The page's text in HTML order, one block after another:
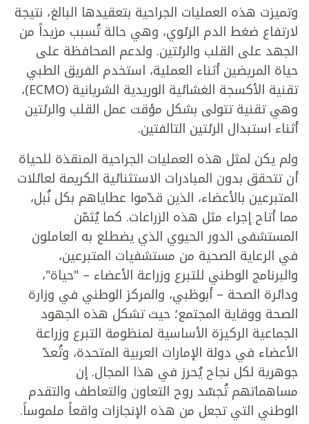
وتميزت هذه العمليات الجراحية بتعقيدها البالغ، نتيجة
لارتفاع ضغط الدم الرئوي، وهي حالة تُسبب مزيداً من
الجهد على القلب والرئتين. ولدعم المحافظة على
حياة المريضين أثناء العملية، استخدم الفريق الطبي
تقنية الأكسجة الغشائية الوريدية الشريانية (ECMO)،
وهي تقنية تتولى بشكل مؤقت عمل القلب والرئتين
أثناء استبدال الرئتين التالفتين.
ولم يكن لمثل هذه العمليات الجراحية المنقذة للحياة
أن تتحقق بدون المبادرات الاستثنائية الكريمة لعائلات
المتبرعين بالأعضاء، الذين قدّموا عطاياهم بكل نُبل،
مما أتاح إجراء مثل هذه الزراعات. كما يُثمّن
المستشفى الدور الحيوي الذي يضطلع به العاملون
في الرعاية الصحية من مستشفيات المتبرعين،
والبرنامج الوطني للتبرع وزراعة الأعضاء – "حياة"،
ودائرة الصحة – أبوظبي، والمركز الوطني في وزارة
الصحة ووقاية المجتمع؛ حيث تشكل هذه الجهود
الجماعية الركيزة الأساسية لمنظومة التبرع وزراعة
الأعضاء في دولة الإمارات العربية المتحدة، وتُعدّ
جوهرية لكل نجاح يُحرز في هذا المجال. إن
مساهماتهم تُجسّد روح التعاون والتعاطف والتقدم
الوطني التي تجعل من هذه الإنجازات واقعاً ملموساً.